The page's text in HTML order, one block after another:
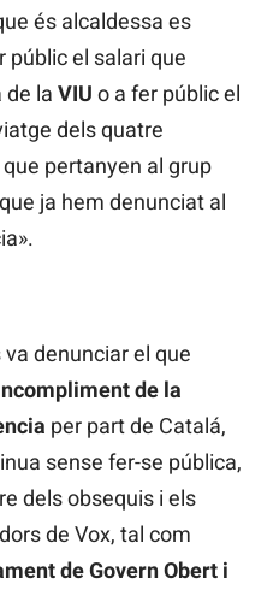
és alcaldessa es
públic el salari que
de la VIU o a fer públic el
dels quatre
pertanyen al grup
ja hem denunciat al
denunciar el que
de la
per part de Catalá,
sense fer-se pública,
dels obsequis i els
de Vox, tal com
de Govern Obert i